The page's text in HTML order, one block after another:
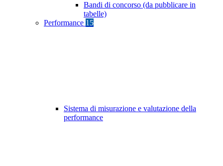
Bandi di concorso (da pubblicare in
tabelle)
Performance 15
Sistema di misurazione e valutazione della
performance